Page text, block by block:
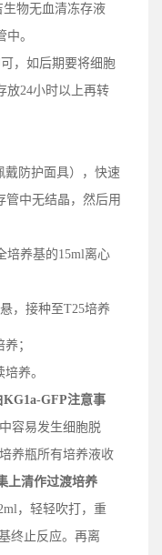
物无血清冻存液
。
，如后期要将细胞
放24小时以上再转
戴 防护面具），快速
中无结晶，然后用
培养基的15ml离心
，接种至T25培养
；
养。
KG1a-GFP注意事
容易发生细胞脱
养瓶所有培养液收
上清作过渡培养
，轻轻吹打，重
终止反应。再离